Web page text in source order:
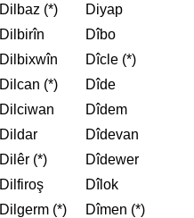
Dilbaz (*)
Diyap
Dilbirîn
Dîbo
Dilbixwîn
Dîcle (*)
Dilcan (*)
Dîde
Dilciwan
Dîdem
Dildar
Dîdevan
Dilêr (*)
Dîdewer
Dilfiroş
Dîlok
Dilgerm (*)
Dîmen (*)